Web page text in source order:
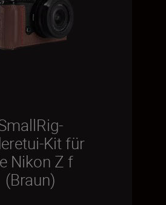
Kit für
Nikon Z f
(Braun)